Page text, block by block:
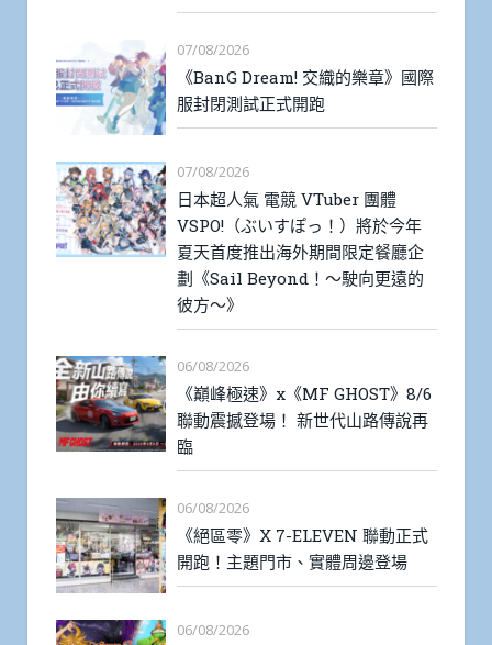
07/08/2026
《BanG Dream! 交織的樂章》國際
服封閉測試正式開跑
07/08/2026
日本超人氣 電競 VTuber 團體
VSPO!（ぶいすぽっ！）將於今年
夏天首度推出海外期間限定餐廳企
劃《Sail Beyond！～駛向更遠的
彼方～》
06/08/2026
《巔峰極速》x《MF GHOST》8/6
聯動震撼登場！ 新世代山路傳說再
臨
06/08/2026
《絕區零》X 7-ELEVEN 聯動正式
開跑！主題門市、實體周邊登場
06/08/2026